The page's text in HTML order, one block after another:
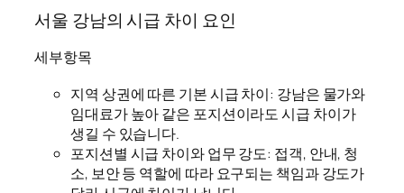
서울 강남의 시급 차이 요인
세부항목
지역 상권에 따른 기본 시급 차이: 강남은 물가와
임대료가 높아 같은 포지션이라도 시급 차이가
생길 수 있습니다.
포지션별 시급 차이와 업무 강도: 접객, 안내, 청
소, 보안 등 역할에 따라 요구되는 책임과 강도가